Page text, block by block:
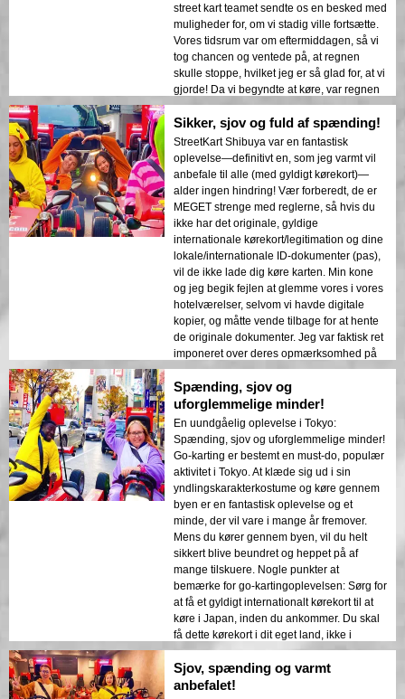
street kart teamet sendte os en besked med
muligheder for, om vi stadig ville fortsætte.
Vores tidsrum var om eftermiddagen, så vi
tog chancen og ventede på, at regnen
skulle stoppe, hvilket jeg er så glad for, at vi
gjorde! Da vi begyndte at køre, var regnen
blevet mindre, og vejret om eftermiddagen
var meget køligere, hvilket gjorde turen
endnu bedre. Vores guide var fantastisk.
Han var meget venlig, informativ og fik os til
at føle os utrolig sikre på vejene. Han
gjorde turen til et uforglemmeligt eventyr,
hvor han tog os rundt i Tokyo og gennem
Shibuya-krydset. Der var så mange
mennesker, der tog billeder og vinkede til
os - det var så spændende! At køre rundt
var ikke så skræmmende, som det så ud,
da andre trafikanter var meget forsigtige og
respektfulde over for vores tilstedeværelse.
Det var bestemt en sjov, fornøjelig og en
gang-i-livet oplevelse, og jeg er så glad for,
at vi fortsatte trods regnen - det gjorde
oplevelsen endnu mere speciel. Tak til
street kart teamet, især guiden, for at gøre
dette til vores yndlings- og mest
mindeværdige oplevelse i Japan! 🥰
Sikker, sjov og fuld af spænding!
StreetKart Shibuya var en fantastisk
oplevelse—definitivt en, som jeg varmt vil
anbefale til alle (med gyldigt kørekort)—
alder ingen hindring! Vær forberedt, de er
MEGET strenge med reglerne, så hvis du
ikke har det originale, gyldige
internationale kørekort/legitimation og dine
lokale/internationale ID-dokumenter (pas),
vil de ikke lade dig køre karten. Min kone
og jeg begik fejlen at glemme vores i vores
hotelværelser, selvom vi havde digitale
kopier, og måtte vende tilbage for at hente
de originale dokumenter. Jeg var faktisk ret
imponeret over deres opmærksomhed på
detaljer. Når det er sagt, gav de også en
detaljeret (og super sjov!)
sikkerhedsbriefing, hvor de omhyggeligt gik
os igennem ikke kun go-karten, men også
trafikreglerne, skiltningen og
nødprocedurerne. Den faktiske
køreoplevelse, der fulgte, var glat som
smør. Alle var rolige, og vi havde alle en
fantastisk tid med at trykke pedalen i bund
og give den gas på asfalten. Jeg er ikke
sikker på, om du vil være lige så heldig
som os at have en guide som vores, men
hvis du gør, er du i gode hænder og vil helt
sikkert få en sjov oplevelse! Guiden var helt
på toppen—en fantastisk instruktør, en
omhyggelig chauffør, men også en virkelig
sjov leder! Vi havde så sjovt, at vi
det er muligt, vil vi anmode om den samme
guide igen som vores holdleder. En
Spænding, sjov og
uforglemmelige minder!
En uundgåelig oplevelse i Tokyo:
Spænding, sjov og uforglemmelige minder!
Go-karting er bestemt en must-do, populær
aktivitet i Tokyo. At klæde sig ud i sin
yndlingskarakterkostume og køre gennem
byen er en fantastisk oplevelse og et
minde, der vil vare i mange år fremover.
Mens du kører gennem byen, vil du helt
sikkert blive beundret og heppet på af
mange tilskuere. Nogle punkter at
bemærke for go-kartingoplevelsen: Sørg for
at få et gyldigt internationalt kørekort til at
køre i Japan, inden du ankommer. Du skal
få dette kørekort i dit eget land, ikke i
Japan. Mens vi var der, ankom et par med
et ikke-anerkendt internationalt kørekort og
blev nægtet adgang til turen. De spurgte,
Sjov, spænding og varmt
anbefalet!